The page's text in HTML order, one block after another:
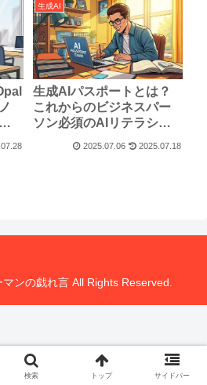
生成AI
生成AIパスポートとは？
これからのビジネスパー
ソン必須のAIリテラシー
2025.07.06 2025.07.18
ンの戯れ言 All Rights Reserved.
検索 トップ サイドバー